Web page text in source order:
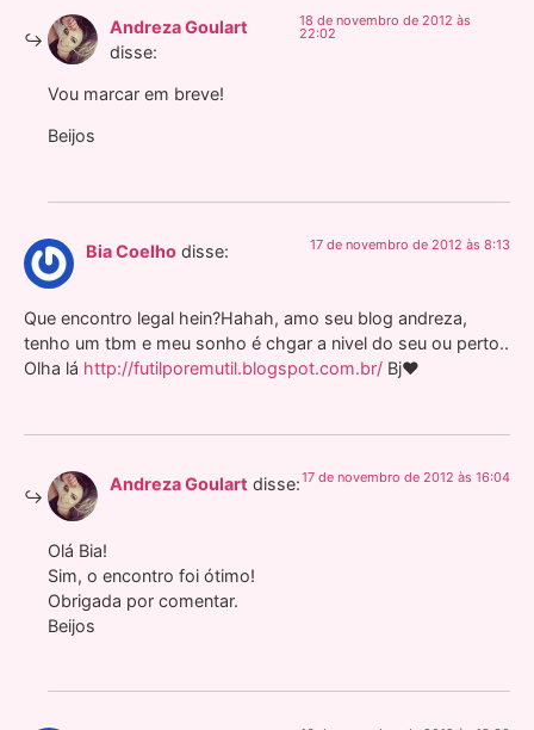
Andreza Goulart
disse:
18 de novembro de 2012 às
22:02
Vou marcar em breve!
Beijos
Bia Coelho disse: 17 de novembro de 2012 às 8:13
Que encontro legal hein?Hahah, amo seu blog andreza,
tenho um tbm e meu sonho é chgar a nivel do seu ou perto..
Olha lá http://futilporemutil.blogspot.com.br/ Bj♥
Andreza Goulart disse:17 de novembro de 2012 às 16:04
Olá Bia!
Sim, o encontro foi ótimo!
Obrigada por comentar.
Beijos